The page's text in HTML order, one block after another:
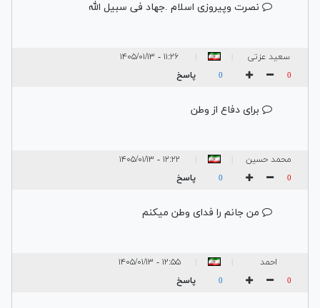
نصرت و‌پیروزی اسلام .جهاد فی سبیل الله
سعید عزتی ۱۱:۲۶ - ۱۴۰۵/۰۱/۱۳
0
0 پاسخ
برای دفاع از وطن
محمد حسین ۱۲:۲۲ - ۱۴۰۵/۰۱/۱۳
0
0 پاسخ
من جانم را فدای وطن میکنم
احمد ۱۲:۵۵ - ۱۴۰۵/۰۱/۱۳
0
0 پاسخ